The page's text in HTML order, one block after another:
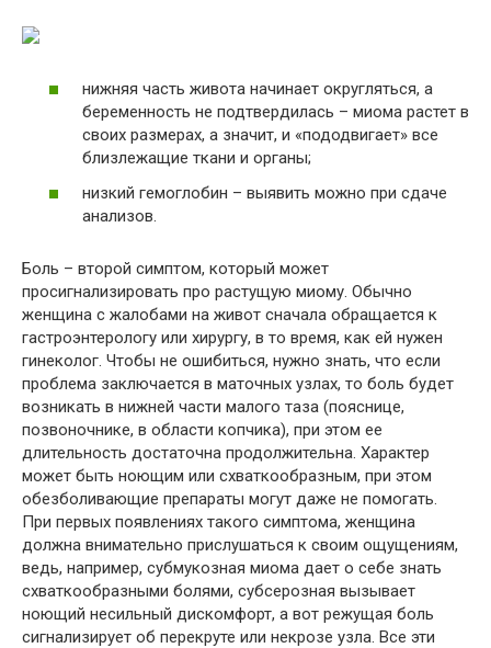
нижняя часть живота начинает округляться, а
беременность не подтвердилась – миома растет в
своих размерах, а значит, и «пододвигает» все
близлежащие ткани и органы;
низкий гемоглобин – выявить можно при сдаче
анализов.
Боль – второй симптом, который может
просигнализировать про растущую миому. Обычно
женщина с жалобами на живот сначала обращается к
гастроэнтерологу или хирургу, в то время, как ей нужен
гинеколог. Чтобы не ошибиться, нужно знать, что если
проблема заключается в маточных узлах, то боль будет
возникать в нижней части малого таза (пояснице,
позвоночнике, в области копчика), при этом ее
длительность достаточна продолжительна. Характер
может быть ноющим или схваткообразным, при этом
обезболивающие препараты могут даже не помогать.
При первых появлениях такого симптома, женщина
должна внимательно прислушаться к своим ощущениям,
ведь, например, субмукозная миома дает о себе знать
схваткообразными болями, субсерозная вызывает
ноющий несильный дискомфорт, а вот режущая боль
сигнализирует об перекруте или некрозе узла. Все эти